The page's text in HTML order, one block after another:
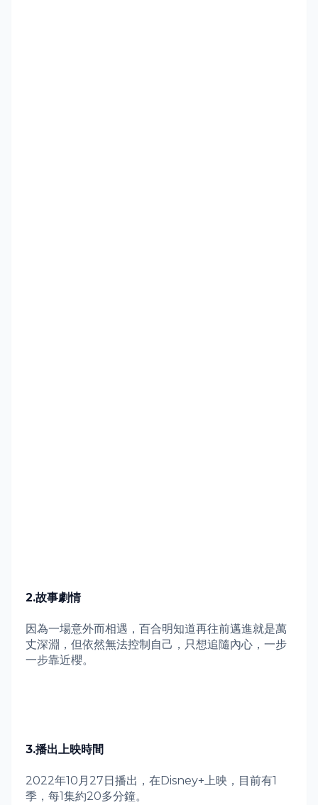
2.故事劇情
因為一場意外而相遇，百合明知道再往前邁進就是萬
丈深淵，但依然無法控制自己，只想追隨內心，一步
一步靠近櫻。
3.播出上映時間
2022年10 月 27 日播出，在 Disney+上映，目前有1
季，每1集約20多分鐘。